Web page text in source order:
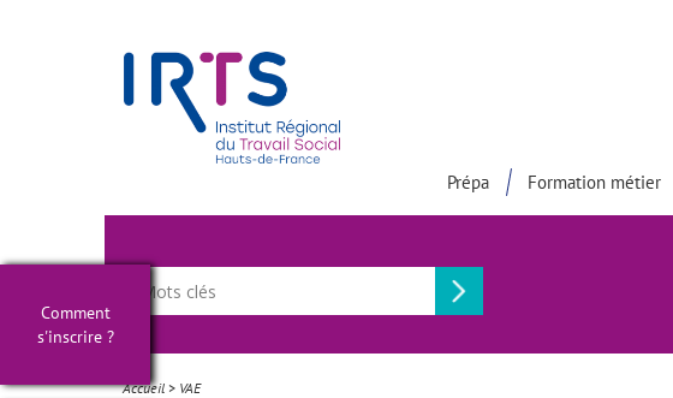
Prépa Formation métier
Comment
s'inscrire ?
Accueil > VAE